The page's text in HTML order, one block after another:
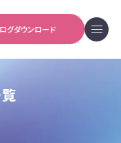
グダウンロード